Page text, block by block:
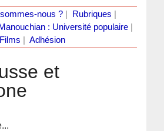
nous ?| Rubriques
: Université populaire
Films
Adhésion
et